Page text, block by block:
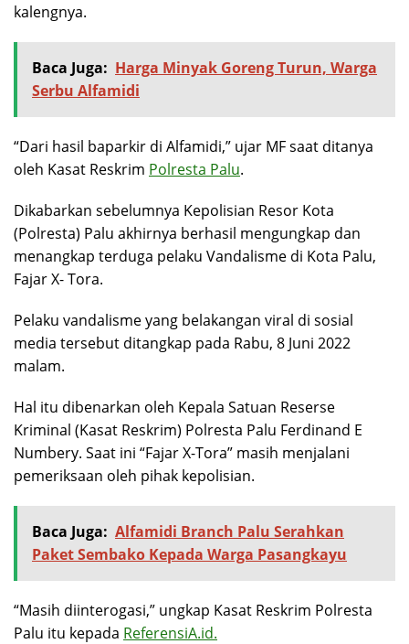
kalengnya.
Baca Juga: Harga Minyak Goreng Turun, Warga
Serbu Alfamidi
“Dari hasil baparkir di Alfamidi,” ujar MF saat ditanya
oleh Kasat Reskrim Polresta Palu.
Dikabarkan sebelumnya Kepolisian Resor Kota
(Polresta) Palu akhirnya berhasil mengungkap dan
menangkap terduga pelaku Vandalisme di Kota Palu,
Fajar X- Tora.
Pelaku vandalisme yang belakangan viral di sosial
media tersebut ditangkap pada Rabu, 8 Juni 2022
malam.
Hal itu dibenarkan oleh Kepala Satuan Reserse
Kriminal (Kasat Reskrim) Polresta Palu Ferdinand E
Numbery. Saat ini “Fajar X-Tora” masih menjalani
pemeriksaan oleh pihak kepolisian.
Baca Juga: Alfamidi Branch Palu Serahkan
Paket Sembako Kepada Warga Pasangkayu
“Masih diinterogasi,” ungkap Kasat Reskrim Polresta
Palu itu kepada ReferensiA.id.